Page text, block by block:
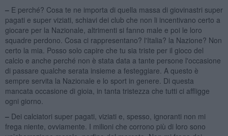
–E perché? Cosa te ne importa di quella massa di giovinastri super
pagati e super viziati, schiavi dei club che non li incentivano certo a
giocare per la Nazionale, altrimenti si fanno male e poi le loro
squadre perdono. Cosa ci rappresentano? l'Italia? la Nazione? Non
certo la mia. Posso solo capire che tu sia triste per il gioco del
calcio e anche perché non è stata data a tante persone l'occasione
di passare qualche serata insieme a festeggiare. A questo è
sempre servita la Nazionale e lo sport in genere. Di questa
mancata occasione di gioia, in tanta tristezza che tutti ci affligge
ogni giorno.
–Dei calciatori super pagati, viziati e, spesso, ignoranti non mi
frega niente, ovviamente. I milioni che corrono più di loro sono